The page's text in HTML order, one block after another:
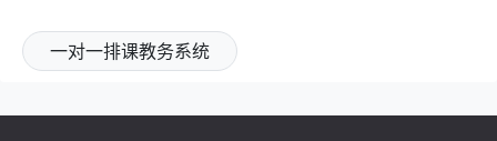
一对一排课教务系统